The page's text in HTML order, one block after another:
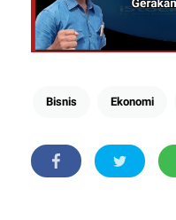
Bisnis Ekonomi